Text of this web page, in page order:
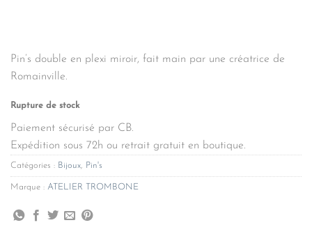
Pin’s double en plexi miroir, fait main par une créatrice de
Romainville.
Rupture de stock
Paiement sécurisé par CB.
Expédition sous 72h ou retrait gratuit en boutique.
Catégories : Bijoux, Pin's
Marque : ATELIER TROMBONE